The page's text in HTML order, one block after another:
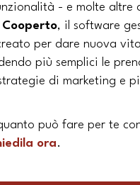
- e molte altre
Cooperto, il software
per dare nuova
più semplici le
di marketing e
può fare per te
ora.